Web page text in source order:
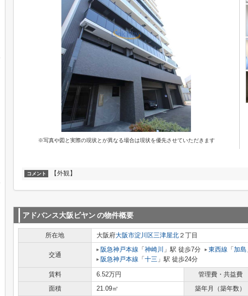
※写真や図と実際の現状とが異なる場合は現状を優先させていただきます
コメント 【外観】
アドバンス大阪ビヤンの物件概要
所在地 大阪府大阪市淀川区三津屋北 ２丁目
交通
阪急神戸本線 「 神崎川 」駅 徒歩7分 東西線 「 加島
阪急神戸本線 「 十三 」駅 徒歩24分
賃料 6.52万円 管理費・共益費
面積
21.09㎡ 築年月（築年数）